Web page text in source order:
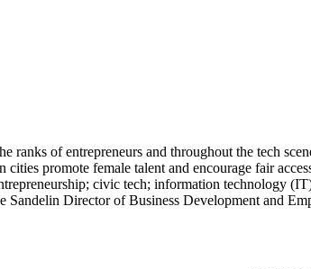
ranks of entrepreneurs and throughout the tech
promote female talent and encourage fair
civic tech; information technology
Director of Business Development and